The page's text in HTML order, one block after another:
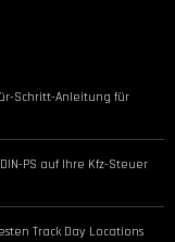
Schritt-Anleitung für
PS auf Ihre Kfz-Steuer
Track Day Locations